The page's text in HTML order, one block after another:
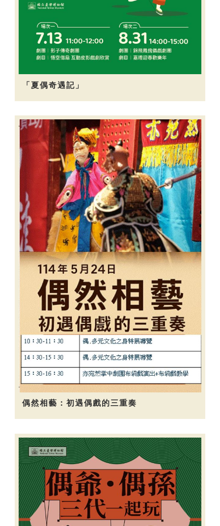
「夏偶奇遇記」
偶然相藝：初遇偶戲的三重奏